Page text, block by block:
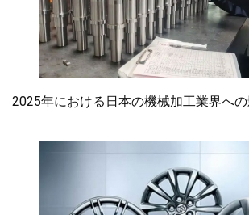
2025年における日本の機械加工業界へ